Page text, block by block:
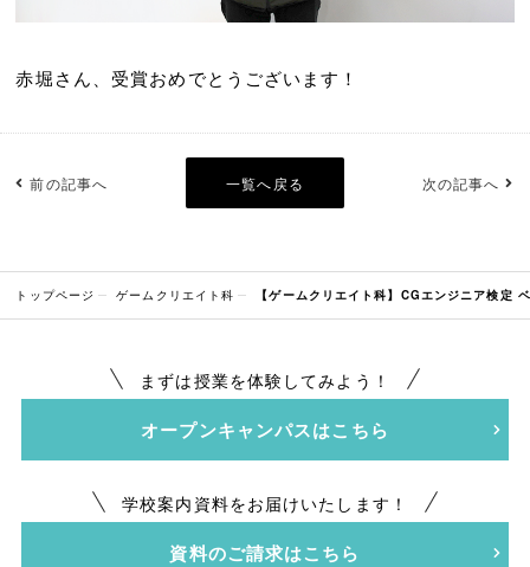
赤堀さん、受賞おめでとうございます！
前の記事へ 次の記事へ
一覧へ戻る
トップページ ゲームクリエイト科 【ゲームクリエイト科】CGエンジニア検定
まずは授業を体験してみよう！
オープンキャンパスはこちら
学校案内資料をお届けいたします！
資料のご請求はこちら